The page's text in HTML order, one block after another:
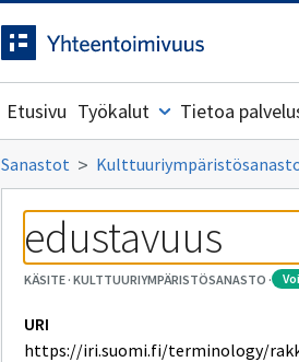
Etusivu Työkalut Tietoa
Sanastot
edustavuus
KÄSITE· KULTTUURIYMPÄRISTÖSANASTO ·
URI
https://iri.suomi.fi/terminology/